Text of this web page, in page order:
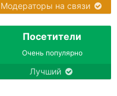
Модераторы на связи
Посетители
Очень популярно
Лучший